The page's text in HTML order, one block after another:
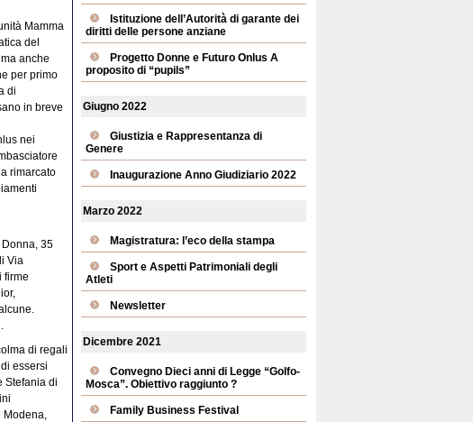
Mamma
del
anche
per primo
di
in breve
nei
rimarcato
Donna, 35
Via
firme
di regali
essersi
Stefania di
Istituzione dell’Autorità di garante dei
diritti delle persone anziane
Progetto Donne e Futuro Onlus A
proposito di “pupils”
Giugno 2022
Giustizia e Rappresentanza di
Genere
Inaugurazione Anno Giudiziario 2022
Marzo 2022
Magistratura: l’eco della stampa
Sport e Aspetti Patrimoniali degli
Atleti
Newsletter
Dicembre 2021
Convegno Dieci anni di Legge “Golfo-
Mosca”. Obiettivo raggiunto ?
Family Business Festival